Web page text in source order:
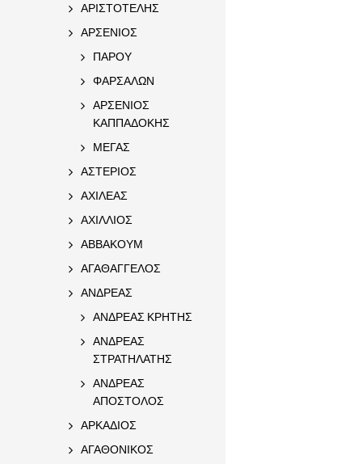
ΑΡΙΣΤΟΤΕΛΗΣ
ΑΡΣΕΝΙΟΣ
ΠΑΡΟΥ
ΦΑΡΣΑΛΩΝ
ΑΡΣΕΝΙΟΣ
ΚΑΠΠΑΔΟΚΗΣ
ΜΕΓΑΣ
ΑΣΤΕΡΙΟΣ
ΑΧΙΛΕΑΣ
ΑΧΙΛΛΙΟΣ
ΑΒΒΑΚΟΥΜ
ΑΓΑΘΑΓΓΕΛΟΣ
ΑΝΔΡΕΑΣ
ΑΝΔΡΕΑΣ ΚΡΗΤΗΣ
ΑΝΔΡΕΑΣ
ΣΤΡΑΤΗΛΑΤΗΣ
ΑΝΔΡΕΑΣ
ΑΠΟΣΤΟΛΟΣ
ΑΡΚΑΔΙΟΣ
ΑΓΑΘΟΝΙΚΟΣ